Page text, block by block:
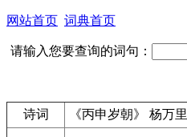
网站首页 词典首页
请输入您要查询的词句：
诗词 《丙申岁朝》 杨万里